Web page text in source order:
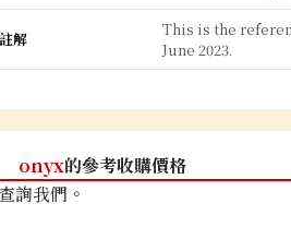
註解
This is the
June 2023.
onyx的參考收購價格
詢我們。